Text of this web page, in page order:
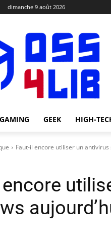
dimanche 9 août 2026
GAMING GEEK HIGH-
Faut-il encore utiliser un antivirus
encore